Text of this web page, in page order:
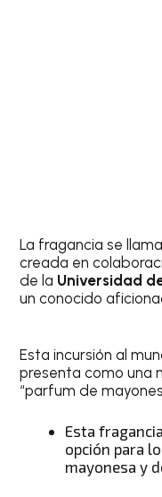
La fragancia se
creada en
de la Universidad
un conocido
Esta incursión al
presenta como una
“parfum de
Esta
opción para
mayonesa y